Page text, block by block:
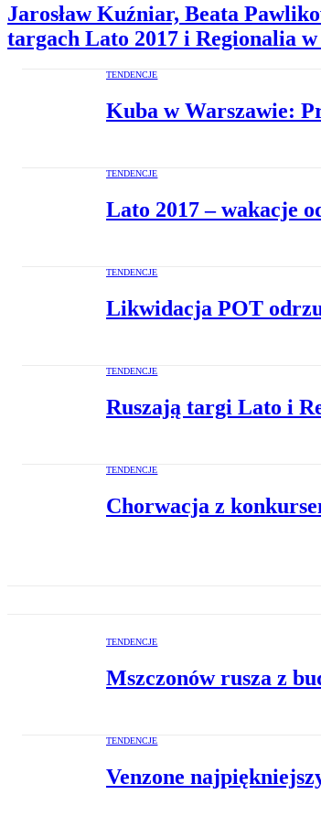
Jarosław Kuźniar, Beata
targach Lato 2017 i Regionalia
TENDENCJE
Kuba w Warszawie:
TENDENCJE
Lato 2017 – wakacje
TENDENCJE
Likwidacja POT
TENDENCJE
Ruszają targi Lato i
TENDENCJE
Chorwacja z
TENDENCJE
Mszczonów rusza z
TENDENCJE
Venzone